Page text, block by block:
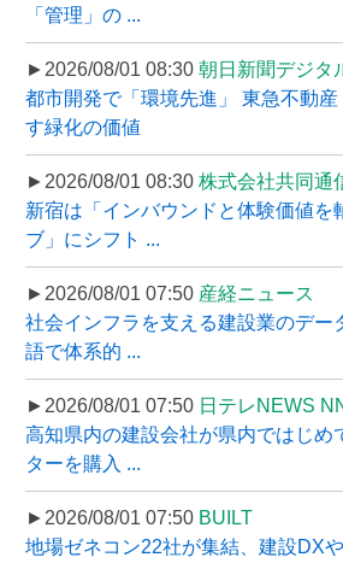
「管理」の ...
►2026/08/01 08:30 朝日新聞デジタ
都市開発で「環境先進」 東急不動
す緑化の価値
►2026/08/01 08:30 株式会社共同通
新宿は「インバウンドと体験価値を
ブ」にシフト ...
►2026/08/01 07:50 産経ニュース
社会インフラを支える建設業のデー
語で体系的 ...
►2026/08/01 07:50 日テレNEWS
高知県内の建設会社が県内ではじめ
ターを購入 ...
►2026/08/01 07:50 BUILT
地場ゼネコン22社が集結、建設DX